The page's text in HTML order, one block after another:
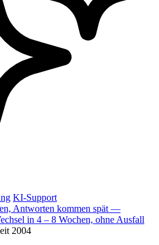
KI-Support
Antworten kommen spät —
in 4 – 8 Wochen, ohne Ausfall
2004